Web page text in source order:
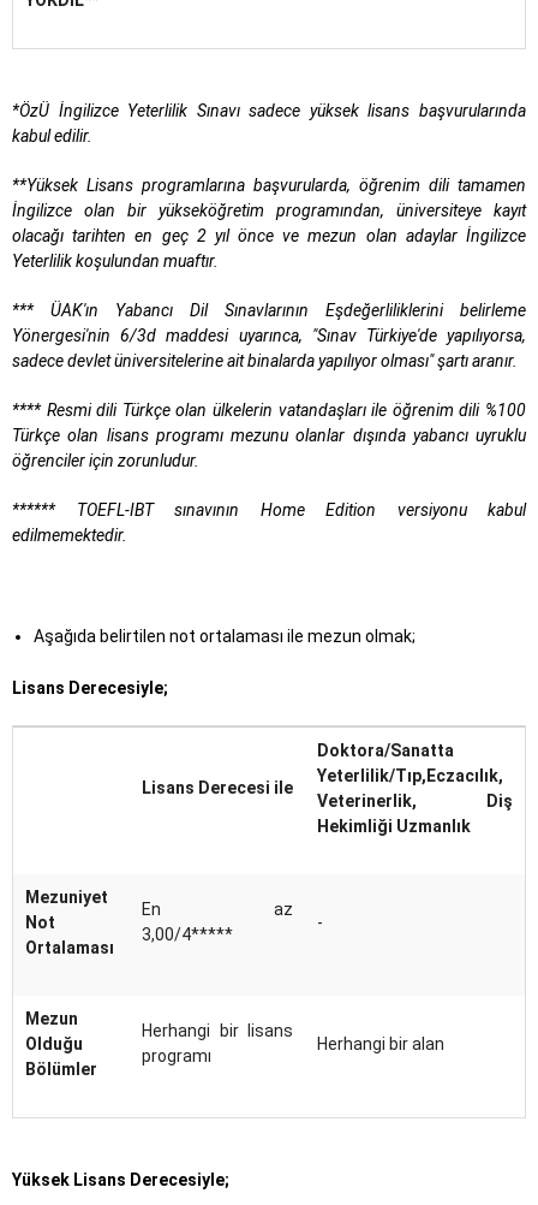
*ÖzÜ İngilizce Yeterlilik Sınavı sadece yüksek lisans başvurularında
kabul edilir.
**Yüksek Lisans programlarına başvurularda, öğrenim dili tamamen
İngilizce olan bir yükseköğretim programından, üniversiteye kayıt
olacağı tarihten en geç 2 yıl önce ve mezun olan adaylar İngilizce
Yeterlilik koşulundan muaftır.
*** ÜAK'ın Yabancı Dil Sınavlarının Eşdeğerliliklerini belirleme
Yönergesi'nin 6/3d maddesi uyarınca, "Sınav Türkiye'de yapılıyorsa,
sadece devlet üniversitelerine ait binalarda yapılıyor olması" şartı aranır.
**** Resmi dili Türkçe olan ülkelerin vatandaşları ile öğrenim dili %100
Türkçe olan lisans programı mezunu olanlar dışında yabancı uyruklu
öğrenciler için zorunludur.
****** TOEFL-IBT sınavının Home Edition versiyonu kabul
edilmemektedir.
Aşağıda belirtilen not ortalaması ile mezun olmak;
Lisans Derecesiyle;
Lisans Derecesi ile
Doktora/Sanatta
Yeterlilik/Tıp,Eczacılık,
Veterinerlik, Diş
Hekimliği Uzmanlık
Mezuniyet
Not
Ortalaması
En az
3,00/4*****
-
Mezun
Olduğu
Bölümler
Herhangi bir lisans
programı
Herhangi bir alan
Yüksek Lisans Derecesiyle;